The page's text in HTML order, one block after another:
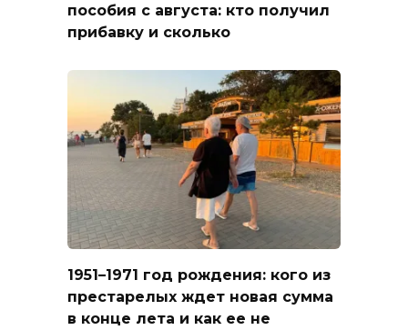
пособия с августа: кто получил
прибавку и сколько
1951–1971 год рождения: кого из
престарелых ждет новая сумма
в конце лета и как ее не